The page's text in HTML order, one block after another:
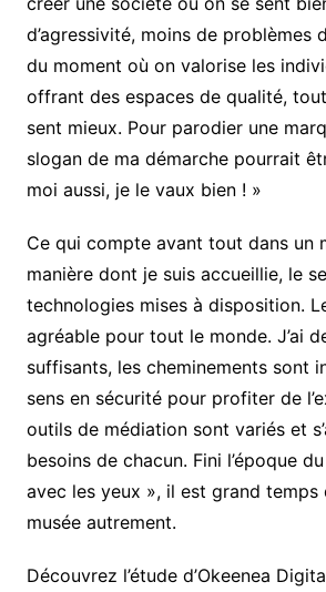
d’agressivité, moins de problèmes
du moment où on valorise les
offrant des espaces de qualité,
sent mieux. Pour parodier une
slogan de ma démarche pourrait
moi aussi, je le vaux bien ! »
Ce qui compte avant tout dans un
manière dont je suis accueillie, le
technologies mises à disposition.
agréable pour tout le monde. J’ai
suffisants, les cheminements sont
sens en sécurité pour profiter de
outils de médiation sont variés et
besoins de chacun. Fini l’époque
avec les yeux », il est grand temps
musée autrement.
Découvrez l’étude d’Okeenea